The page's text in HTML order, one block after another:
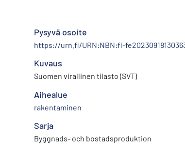
Pysyvä osoite
https://urn.fi/URN:NBN:fi-
Kuvaus
Suomen virallinen tilasto (SVT)
Aihealue
rakentaminen
Sarja
Byggnads- och bostadsproduktion